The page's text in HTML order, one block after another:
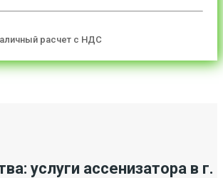
расчет с НДС
услуги ассенизатора в г.